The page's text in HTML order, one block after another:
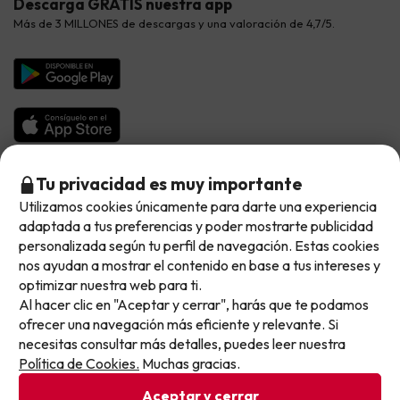
No llegas tarde: llegas al siguiente.
Este chollo ya ha caducado, pero cada día lanzamos
nuevas oportunidades para viajar mejor y pagar
menos.
Apúntate y que el próximo no se te escape.
Pon tu mejor e-mail
Viajes para grupos
Hoteles Galicia
Hoteles Salou
Chollos con Todo Incluido
Chollos en la playa
Chollos con Vuelo Incluido
Hoteles con toboganes
Selección de la Newsletter
Los favoritos de nuestros clientes
Vacaciones en Agosto
Vacaciones en Octubre
Vacaciones en Noviembre
Preguntas frecuentes
Más de 3 MILLONES de descargas y una valoración de 4,7/5.
Métodos de pago disponibles
Condiciones generales
Privacidad datos
Política de cookies
Tu privacidad es muy importante
Utilizamos cookies únicamente para darte una experiencia
adaptada a tus preferencias y poder mostrarte publicidad
personalizada según tu perfil de navegación. Estas cookies
nos ayudan a mostrar el contenido en base a tus intereses y
optimizar nuestra web para ti.
Al hacer clic en "Aceptar y cerrar", harás que te podamos
ofrecer una navegación más eficiente y relevante. Si
necesitas consultar más detalles, puedes leer nuestra
Política de Cookies. Muchas gracias.
Aceptar y cerrar